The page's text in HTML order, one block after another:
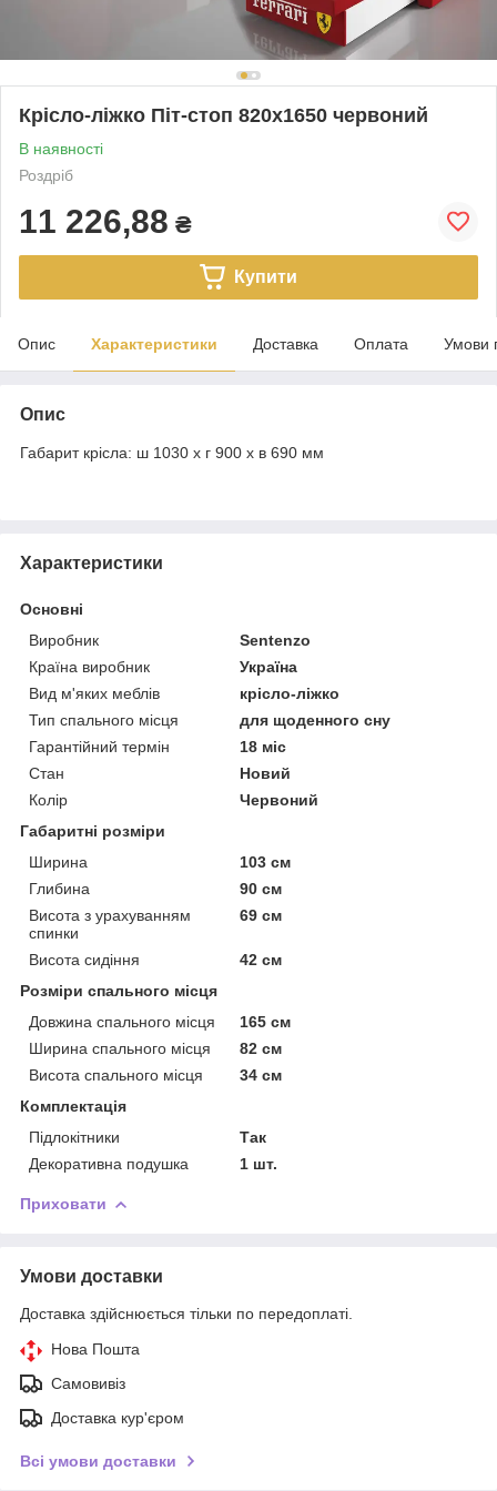
Крісло-ліжко Піт-стоп 820х1650 червоний
В наявності
Роздріб
11 226,88 ₴
Купити
Опис Характеристики Доставка Оплата Умови
Опис
Габарит крісла: ш 1030 х г 900 х в 690 мм
Характеристики
Основні
Виробник
Sentenzo
Країна виробник
Україна
Вид м'яких меблів
крісло-ліжко
Тип спального місця
для щоденного сну
Гарантійний термін
18 міс
Стан
Новий
Колір
Червоний
Габаритні розміри
Ширина
103 см
Глибина
90 см
Висота з урахуванням
спинки
69 см
Висота сидіння
42 см
Розміри спального місця
Довжина спального місця
165 см
Ширина спального місця
82 см
Висота спального місця
34 см
Комплектація
Підлокітники
Так
Декоративна подушка
1 шт.
Приховати
Умови доставки
Доставка здійснюється тільки по передоплаті.
Нова Пошта
Самовивіз
Доставка кур'єром
Всі умови доставки